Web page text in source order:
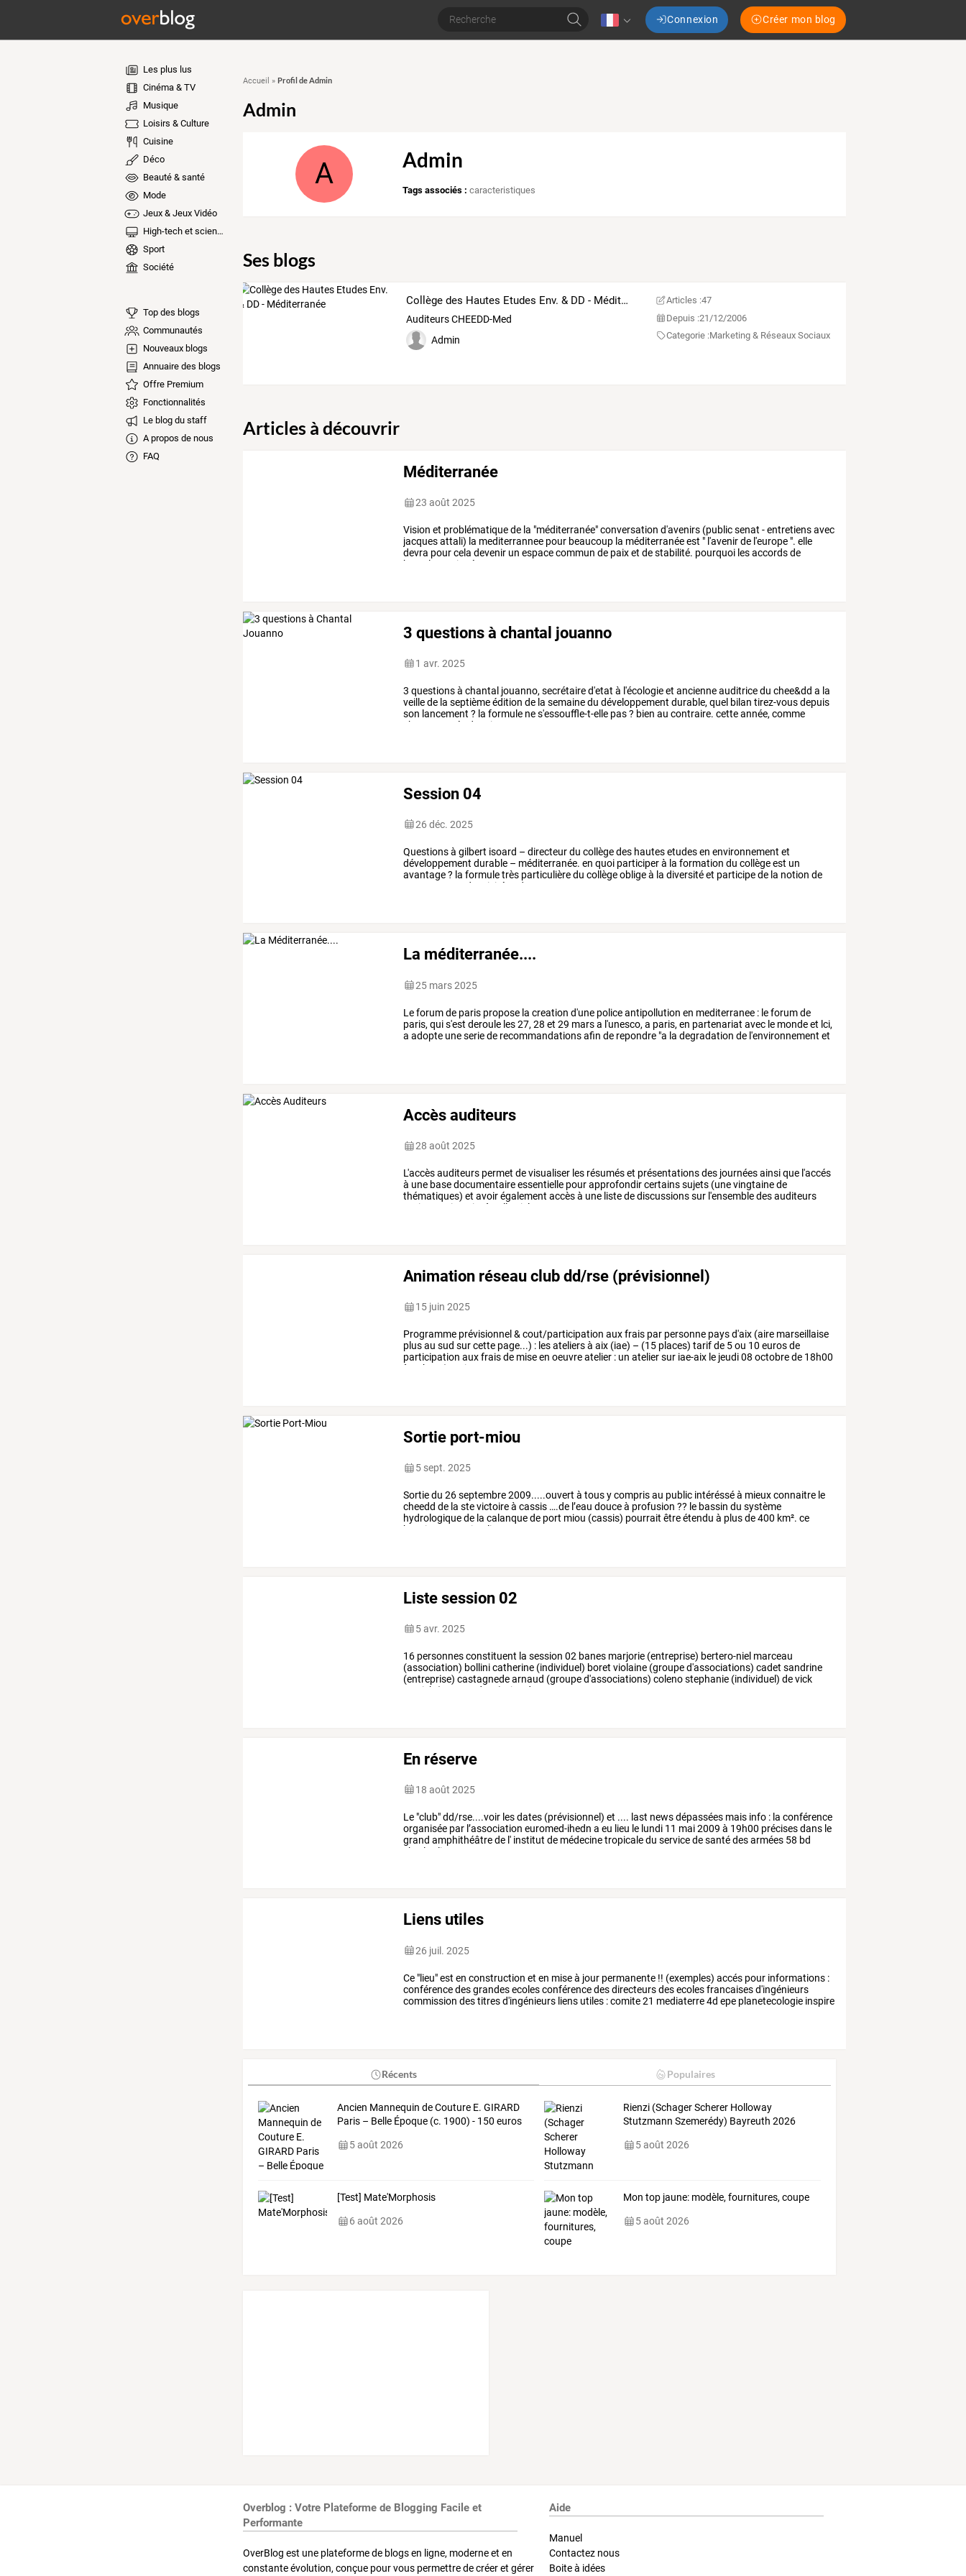
Connexion Créer mon blog
Les plus lus
Cinéma & TV
Musique
Loisirs & Culture
Cuisine
Déco
Beauté & santé
Mode
Jeux & Jeux Vidéo
High-tech et sciences
Sport
Société
Top des blogs
Communautés
Nouveaux blogs
Annuaire des blogs
Offre Premium
Fonctionnalités
Le blog du staff
A propos de nous
FAQ
Accueil » Profil de Admin
Admin
A Admin
Tags associés : caracteristiques
Ses blogs
Collège des Hautes Etudes Env. & DD - Méditerranée
Auditeurs CHEEDD-Med
Admin
Articles :47
Depuis :21/12/2006
Categorie :Marketing & Réseaux Sociaux
Articles à découvrir
Méditerranée
23 août 2025
Vision et problématiquede la "méditerranée"conversation d'avenirs (publicsenat -entretiensavec
jacquesattali) la mediterrannee pour beaucoup la méditerranéeest " l'avenirde l'europe ". elle
devra pourcela devenir un espacecommun de paixet destabilité. pourquoi lesaccordsde
barcelone,
signés
3 questions à chantal jouanno
1 avr. 2025
3 questionsà chantal jouanno, secrétaired'etat à l'écologieet ancienneauditricedu chee&dd a la
veillede la septièmeédition de la semainedu développement durable, quel bilan tirez-vousdepuis
son lancement ? la formule nes'essouffle-t-elle pas? bien au contraire. cetteannée, comme
chaque
année depuis
Session 04
26 déc. 2025
Questionsà gilbert isoard – directeurdu collègedes hautesetudesen environnement et
développement durable – méditerranée. en quoi participerà la formation du collègeest un
avantage? la formuletrès particulièredu collègeobligeà la diversitéet participede la notion de
de mixité de
La méditerranée....
25 mars 2025
Leforumde paris propose la creation d'une policeantipollution en mediterranee : leforumde
paris, quis'est deroule les27, 28 et 29 marsa l'unesco, a paris, en partenariat avec le mondeet lci,
a adopte uneseriede recommandationsafin de repondre "a la degradation de l'environnement et
Accès auditeurs
28 août 2025
L'accèsauditeurs permet devisualiser les résuméset présentationsdes journéesainsique l'accés
à une basedocumentaireessentielle pourapprofondircertainssujets (unevingtainede
thématiques) et avoirégalement accèsà une listedediscussionssur l'ensembledesauditeurs
nationaux
inscrits à celle-ci. le
Animation réseau club dd/rse (prévisionnel)
15 juin 2025
Programme prévisionnel &cout/participation auxfrais par personne paysd'aix (aire marseillaise
plusau sud surcette page...) : lesateliersà aix (iae) – (15 places) tarifde 5ou 10 eurosde
participation auxfraisde miseen oeuvreatelier : un ateliersur iae-aix le jeudi08 octobrede 18h00
à
20h00 (tourisme
Sortie port-miou
5 sept. 2025
Sortiedu 26septembre2009.....ouvert à tousycomprisau public intérésséà mieuxconnaitre le
cheedd de la stevictoireà cassis ….de l’eau douceà profusion ?? le bassin du système
hydrologiquede la calanquede port miou (cassis) pourrait êtreétendu à plusde400 km². ce
bassin
implique
Liste session 02
5 avr. 2025
16 personnesconstituent la session 02 banes marjorie (entreprise) bertero-niel marceau
(association) bollinicatherine (individuel) boret violaine (grouped'associations) cadet sandrine
(entreprise) castagnedearnaud (grouped'associations) colenostephanie (individuel) devick
patrick
(cram-sud-est) girard
En réserve
18 août 2025
Le "club"dd/rse....voir lesdates (prévisionnel) et .... last newsdépassées mais info : la conférence
organisée par l’association euromed-ihedn a eu lieu le lundi 11 mai2009 à 19h00 précisesdans le
grand amphithéâtrede l' institut de médecinetropicaledu servicedesantédesarmées 58 bd
charles
livon
Liens utiles
26 juil. 2025
Ce "lieu"est en construction et en miseà jour permanente !! (exemples) accés pour informations :
conférencedesgrandesecolesconférencedesdirecteursdesecolesfrancaisesd'ingénieurs
commission destitresd'ingénieurs liens utiles :comite21 mediaterre4d epe planetecologie inspire
Récents Populaires
Ancien Mannequin de Couture E. GIRARD
Paris – Belle Époque (c. 1900) - 150 euros
5 août 2026
Rienzi (Schager Scherer Holloway
Stutzmann Szemerédy) Bayreuth 2026
5 août 2026
[Test] Mate'Morphosis
6 août 2026
Mon top jaune: modèle, fournitures, coupe
5 août 2026
Overblog : Votre Plateforme de Blogging Facile et
Performante
OverBlog est une plateforme de blogs en ligne, moderne et en
constante évolution, conçue pour vous permettre de créer et gérer
Aide
Manuel
Contactez nous
Boite à idées